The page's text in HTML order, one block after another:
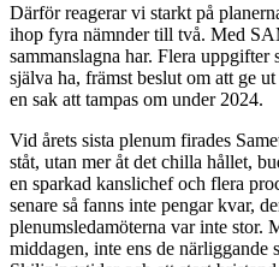
Därför reagerar vi starkt på
ihop fyra nämnder till två. Med
sammanslagna har. Flera
själva ha, främst beslut om att ge
en sak att tampas om under 2024.
Vid årets sista plenum firades
ståt, utan mer åt det chilla hållet,
en sparkad kanslichef och flera
senare så fanns inte pengar kvar,
plenumsledamöterna var inte stor.
middagen, inte ens de närliggande